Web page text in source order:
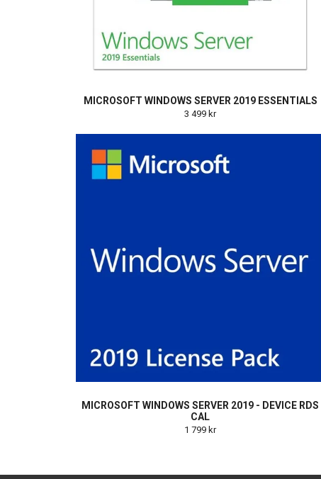
MICROSOFT WINDOWS SERVER 2019 ESSENTIALS
3 499 kr
MICROSOFT WINDOWS SERVER 2019 - DEVICE RDS
CAL
1 799 kr